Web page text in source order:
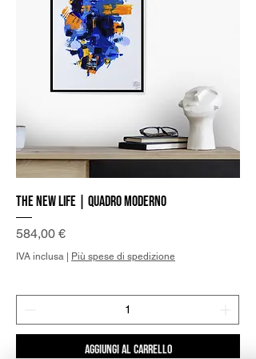
The new Life | Quadro Moderno
Prezzo
584,00 €
IVA inclusa | Più spese di spedizione
Aggiungi al carrello